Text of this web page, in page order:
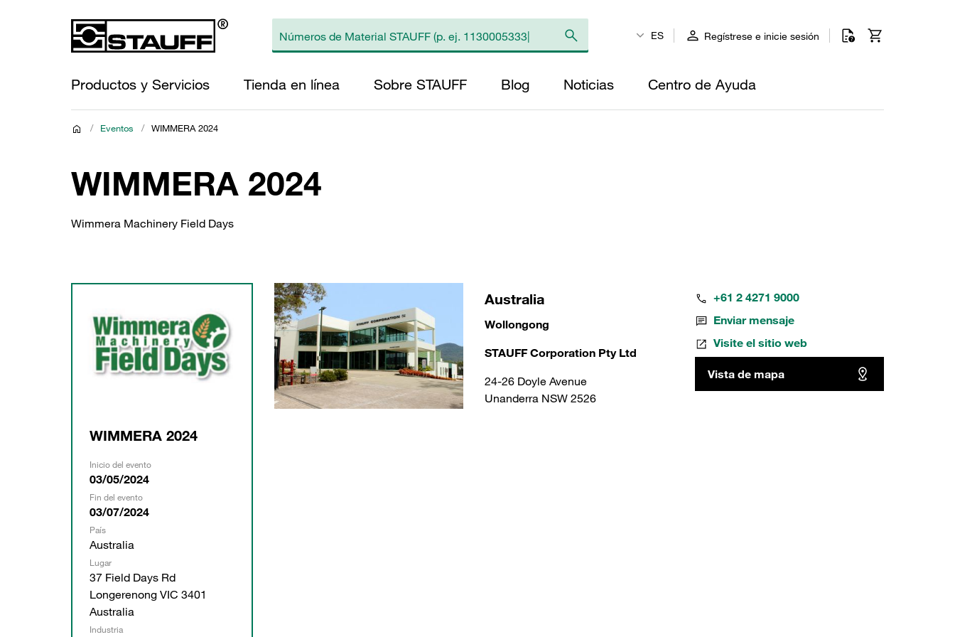
ES Regístrese e inicie sesión
Productos y Servicios Tienda en línea Sobre STAUFF Blog Noticias Centro de Ayuda
/ Eventos / WIMMERA 2024
WIMMERA 2024
Wimmera Machinery Field Days
WIMMERA 2024
Inicio del evento
03/05/2024
Fin del evento
03/07/2024
País
Australia
Lugar
37 Field Days Rd
Longerenong VIC 3401
Australia
Industria
Australia
Wollongong
STAUFF Corporation Pty Ltd
24-26 Doyle Avenue
Unanderra NSW 2526
+61 2 4271 9000
Enviar mensaje
Visite el sitio web
Vista de mapa